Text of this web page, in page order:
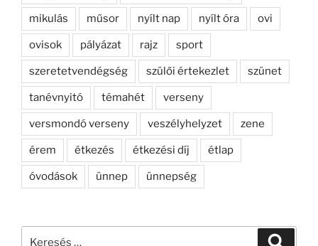
mikulás műsor nyílt nap nyílt óra ovi
ovisok pályázat rajz sport
szeretetvendégség szülői értekezlet szünet
tanévnyitó témahét verseny
versmondó verseny veszélyhelyzet zene
érem étkezés étkezési díj étlap
óvodások ünnep ünnepség